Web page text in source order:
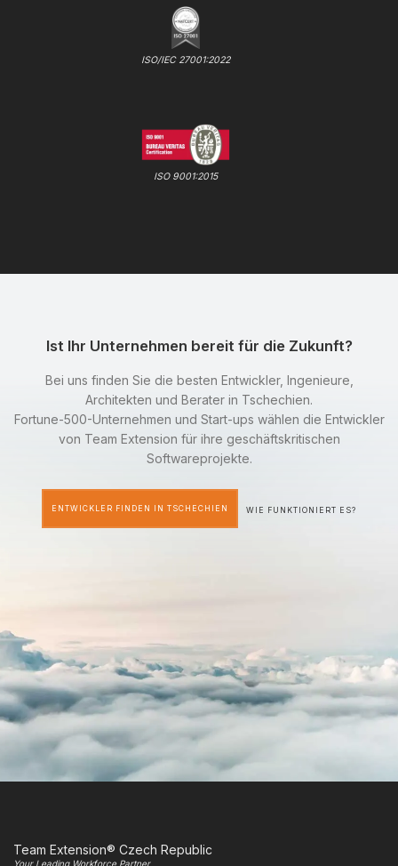
ISO/IEC 27001:2022
ISO 9001:2015
Ist Ihr Unternehmen bereit für die Zukunft?
Bei uns finden Sie die besten Entwickler, Ingenieure,
Architekten und Berater in Tschechien.
Fortune-500-Unternehmen und Start-ups wählen die Entwickler
von Team Extension für ihre geschäftskritischen
Softwareprojekte.
ENTWICKLER FINDEN IN TSCHECHIEN WIE FUNKTIONIERT ES?
Team Extension® Czech Republic
Your Leading Workforce Partner